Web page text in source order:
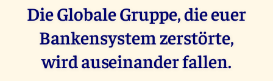
Die Globale Gruppe, die euer
Bankensystem zerstörte,
wird auseinander fallen.